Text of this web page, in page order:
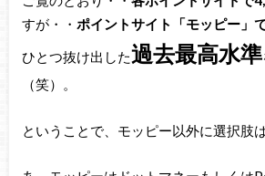
すが・・ ポイントサイト「モッピー」
ひとつ抜け出した過去最高水準
（笑）。
ということで、モッピー以外に選択肢